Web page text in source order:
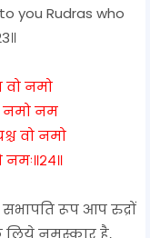
you Rudras who
वो नमो
नमो नम
वो नमो
नमः॥२४॥
रूप आप रुद्रों
लिये नमस्कार है,